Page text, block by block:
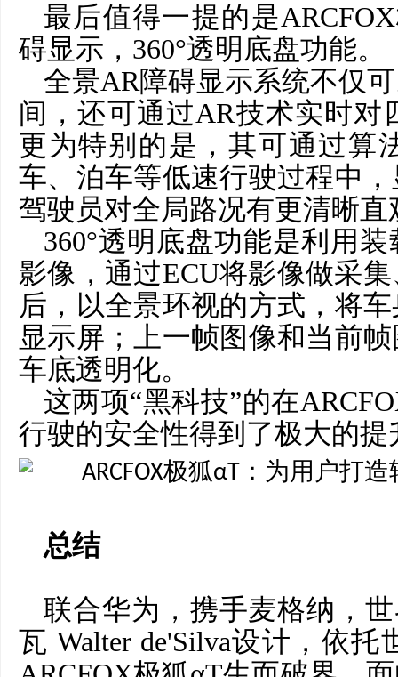
最后值得一提的是
碍显示，360°透明底盘功能。
全景AR障碍显示系统不仅
间，还可通过AR技术实时
更为特别的是，其可通过算
车、泊车等低速行驶过程中
驾驶员对全局路况有更清晰直
360°透明底盘功能是利用
影像，通过ECU将影像做采
后，以全景环视的方式，将
显示屏；上一帧图像和当前
车底透明化。
这两项“黑科技”的在
行驶的安全性得到了极大的提
总结
联合华为，携手麦格纳，
瓦 Walter de'Silva设计，依